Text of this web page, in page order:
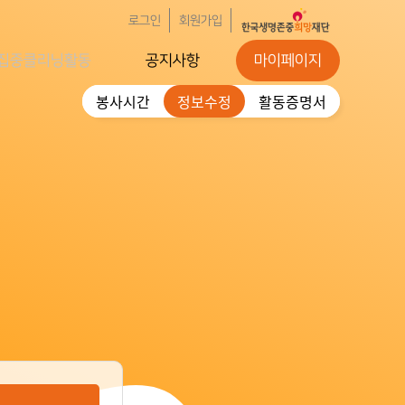
로그인 회원가입
중클리닝활동 공지사항 마이페이지
봉사시간 정보수정 활동증명서